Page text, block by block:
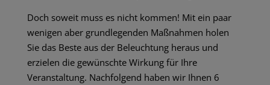
Doch soweit muss es nicht kommen! Mit ein paar
wenigen aber grundlegenden Maßnahmen holen
Sie das Beste aus der Beleuchtungheraus und
erzielen die gewünschte Wirkung für Ihre
Veranstaltung. Nachfolgend haben wir Ihnen 6